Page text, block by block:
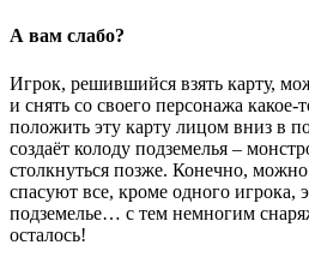
А вам слабо?
Игрок, решившийся взять карту,
и снять со своего персонажа какое-
положить эту карту лицом вниз в
создаёт колоду подземелья –
столкнуться позже. Конечно,
спасуют все, кроме одного игрока,
подземелье… с тем немногим
осталось!